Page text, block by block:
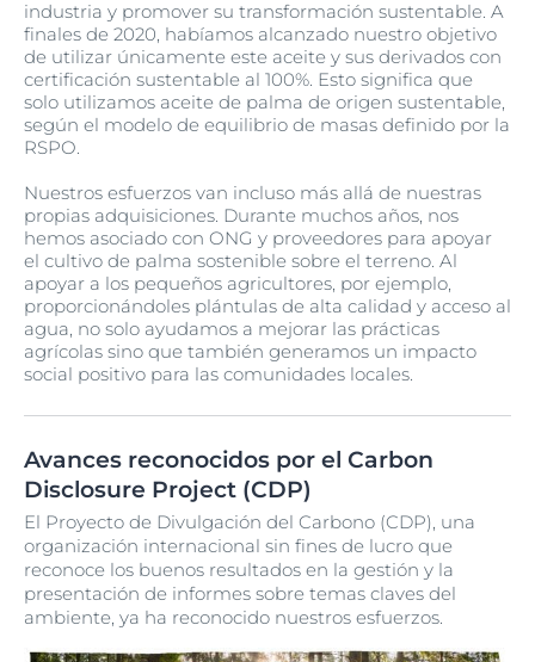
industria y promover su transformación sustentable. A
finales de 2020, habíamos alcanzado nuestro objetivo
de utilizar únicamente este aceite y sus derivados con
certificación sustentable al 100%. Esto significa que
solo utilizamos aceite de palma de origen sustentable,
según el modelo de equilibrio de masas definido por la
RSPO.
Nuestros esfuerzos van incluso más allá de nuestras
propias adquisiciones. Durante muchos años, nos
hemos asociado con ONG y proveedores para apoyar
el cultivo de palma sostenible sobre el terreno. Al
apoyar a los pequeños agricultores, por ejemplo,
proporcionándoles plántulas de alta calidad y acceso al
agua, no solo ayudamos a mejorar las prácticas
agrícolas sino que también generamos un impacto
social positivo para las comunidades locales.
Avances reconocidos por el Carbon
Disclosure Project (CDP)
El Proyecto de Divulgación del Carbono (CDP), una
organización internacional sin fines de lucro que
reconoce los buenos resultados en la gestión y la
presentación de informes sobre temas claves del
ambiente, ya ha reconocido nuestros esfuerzos.